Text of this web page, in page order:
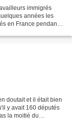
immigrés
années les
en France pendant
doutait et il était bien
y avait 160 députés
la moitié du